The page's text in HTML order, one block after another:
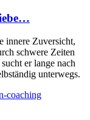
innere Zuversicht,
schwere Zeiten
er lange nach
unterwegs.